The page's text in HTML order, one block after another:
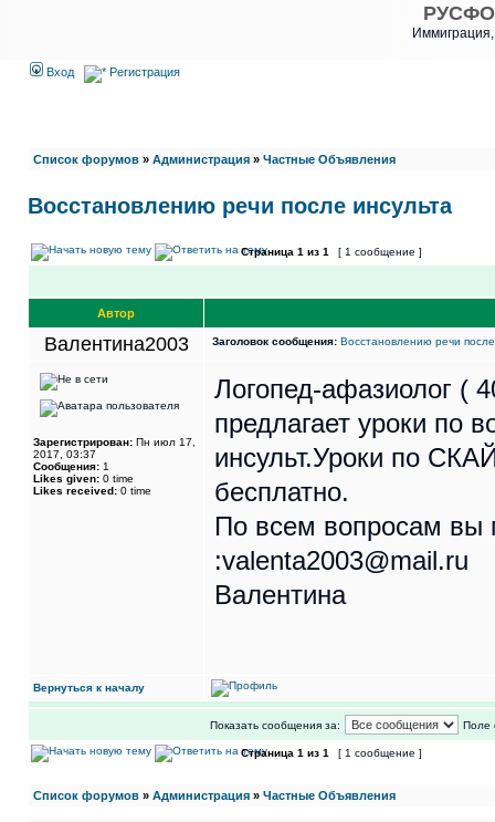
Вход Регистрация
Список форумов » Администрация » Частные Объявления
Восстановлению речи после инсульта
Страница 1 из 1 [ 1 сообщение ]
Автор
Валентина2003 Заголовок сообщения: Восстановлению речи после
Зарегистрирован: Пн июл 17,
2017, 03:37
Сообщения: 1
Likes given: 0 time
Likes received: 0 time
Логопед-афазиолог (
предлагает уроки по
инсульт.Уроки по
бесплатно.
По всем вопросам вы
:valenta2003@mail.ru
Валентина
Вернуться к началу
Показать сообщения за: Поле
Страница 1 из 1 [ 1 сообщение ]
Список форумов » Администрация » Частные Объявления